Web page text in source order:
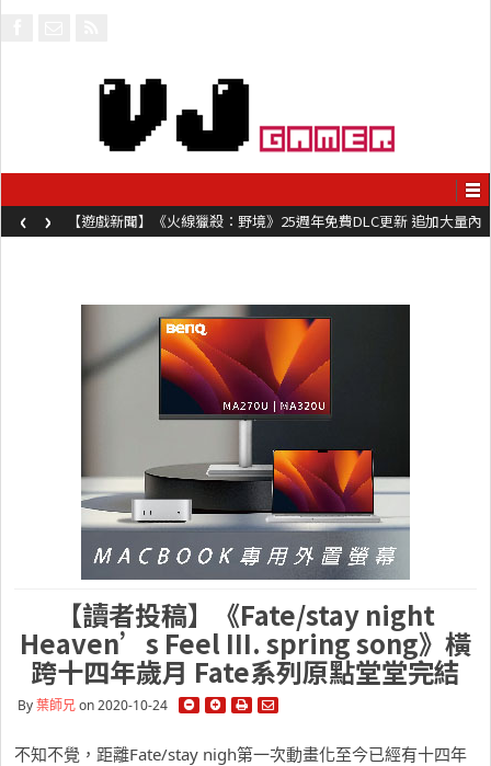
【遊戲新聞】《火線獵殺：野境》25週年免費DLC更新 追加大量內
容同時系舊作限時超平價折扣
‹ ›
【讀者投稿】《Fate/stay night
Heaven’s Feel III. spring song》橫
跨十四年歲月 Fate系列原點堂堂完結
By葉師兄on 2020-10-24
不知不覺，距離Fate/stay nigh第一次動畫化至今已經有十四年